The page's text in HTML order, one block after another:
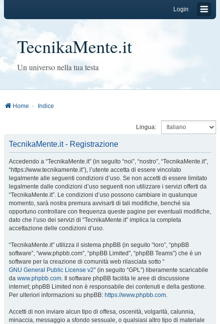
Login
TecnikaMente.it
Un universo nella tua testa
Home Indice
Lingua:
TecnikaMente.it - Registrazione
Accedendo a “TecnikaMente.it” (in seguito “noi”, “nostro”, “TecnikaMente.it”,
“https://www.tecnikamente.it”), l’utente accetta di essere vincolato
legalmente alle seguenti condizioni d’uso. Se non accetti di essere limitato
legalmente dalle condizioni d’uso seguenti non utilizzare i servizi offerti da
“TecnikaMente.it”. Le condizioni d’uso possono cambiare in qualunque
momento, sarà nostra premura avvisarti di tali modifiche, benché sia
opportuno controllare con frequenza queste pagine per eventuali modifiche,
dato che l’uso dei servizi di “TecnikaMente.it” implica la completa
accettazione delle condizioni d’uso.
“TecnikaMente.it” utilizza il sistema phpBB (in seguito “loro”, “phpBB
software”, “www.phpbb.com”, “phpBB Limited”, “phpBB Teams”) che è un
software per la creazione di comunità web rilasciata sotto “
GNU General Public License v2” (in seguito “GPL”) liberamente scaricabile
da www.phpbb.com. Il software phpBB facilita le aree di discussione
internet; phpBB Limited non è responsabile dei contenuti e della gestione.
Per ulteriori informazioni su phpBB: https://www.phpbb.com.
Accetti di non inviare alcun tipo di offesa, oscenità, volgarità, calunnia,
minaccia, messaggio a sfondo sessuale, o qualsiasi altro tipo di materiale